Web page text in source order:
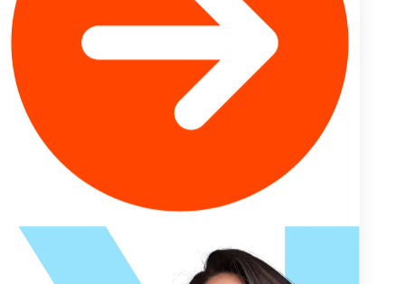
Aranceles equitativos
Número de documentos necesarios para importar
Apertura a la participación extranjera
Apertura a las normas comerciales multilaterales
¿Interesado en el comercio exterior de México?
A pesar de esta apertura, es necesario ser consciente de
las complejidades en el comercio internacional con
México. Navegar a su manera a través de las
comercio internacional
, aduanas, barreras comerciales,
aranceles y tasa fiscales, puede presentar problemas
cuando usted está desarrollando un plan de entrada al
mercado latinoamericano.